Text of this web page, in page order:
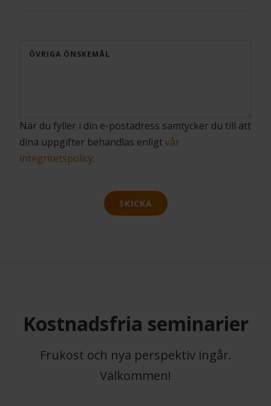
ÖVRIGA ÖNSKEMÅL
När du fyller i din e-postadress samtycker du till att
dina uppgifter behandlas enligtvår
integritetspolicy.
SKICKA
Kostnadsfria seminarier
Frukost och nya perspektiv ingår.
Välkommen!